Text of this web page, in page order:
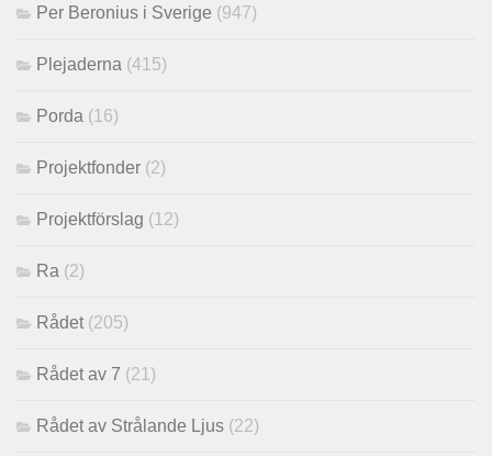
Per Beronius i Sverige (947)
Plejaderna (415)
Porda (16)
Projektfonder (2)
Projektförslag (12)
Ra (2)
Rådet (205)
Rådet av 7 (21)
Rådet av Strålande Ljus (22)